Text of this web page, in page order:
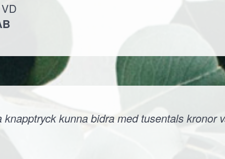
knapptryck kunna bidra med tusentals kronor